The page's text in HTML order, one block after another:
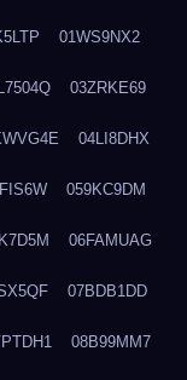
01WS9NX2
03ZRKE69
04LI8DHX
059KC9DM
06FAMUAG
07BDB1DD
08B99MM7